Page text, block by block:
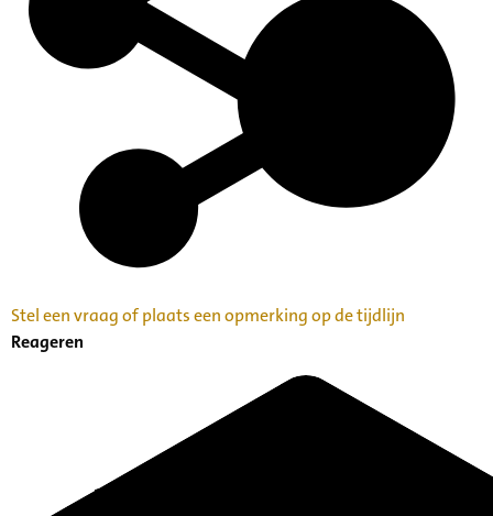
Stel een vraag of plaats een opmerking op de tijdlijn
Reageren